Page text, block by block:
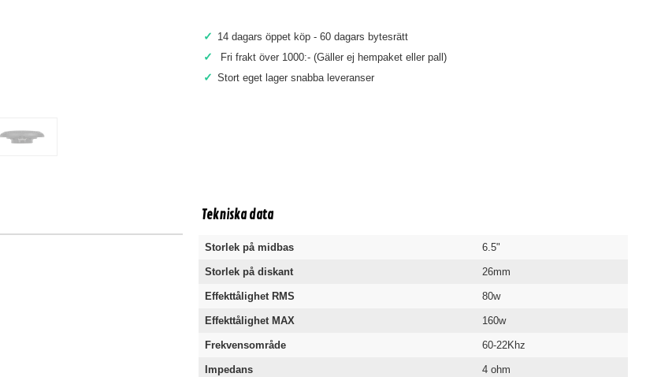
✓ 14 dagars öppet köp - 60 dagars bytesrätt
✓ Fri frakt över 1000:- (Gäller ej hempaket eller pall)
✓ Stort eget lager snabba leveranser
Tekniska data
Storlek på midbas 6.5"
Storlek på diskant 26mm
Effekttålighet RMS 80w
Effekttålighet MAX 160w
Frekvensområde 60-22Khz
Impedans 4 ohm